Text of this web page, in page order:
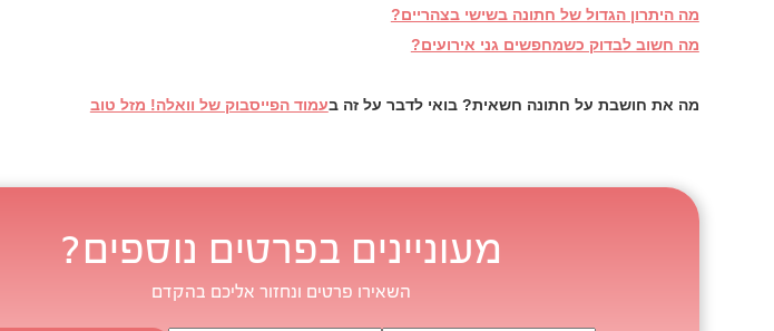
מה היתרון הגדול של חתונה בשישי בצהריים?
מה חשוב לבדוק כשמחפשים גני אירועים?
מה את חושבת על חתונה חשאית? בואי לדבר על זה בעמוד הפייסבוק של וואלה! מזל טוב
מעוניינים בפרטים נוספים?
השאירו פרטים ונחזור אליכם בהקדם